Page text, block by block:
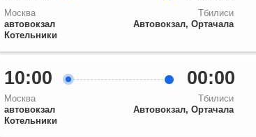
Москва
автовокзал
Котельники
Тбилиси
Автовокзал, Ортачала
10:00
Москва
автовокзал
Котельники
00:00
Тбилиси
Автовокзал, Ортачала